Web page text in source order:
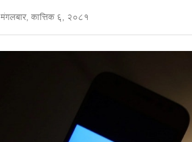
मंगलबार, कात्तिक ६, २०८१